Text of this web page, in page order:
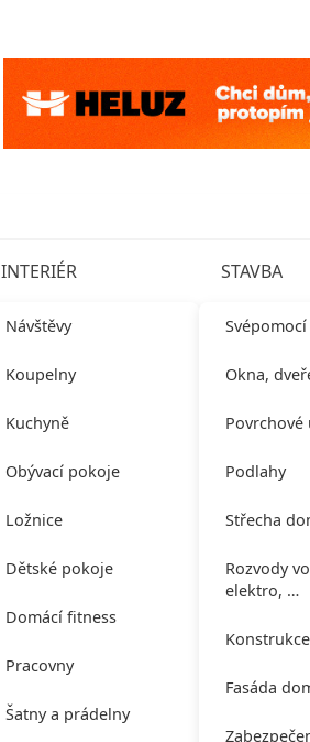
INTERIÉR
Návštěvy
Koupelny
Kuchyně
Obývací pokoje
Ložnice
Dětské pokoje
Domácí fitness
Pracovny
Šatny a prádelny
STAVBA
Svépomocí
Okna,
Povrchové
Podlahy
Střecha
Rozvody
elektro, …
Fasáda